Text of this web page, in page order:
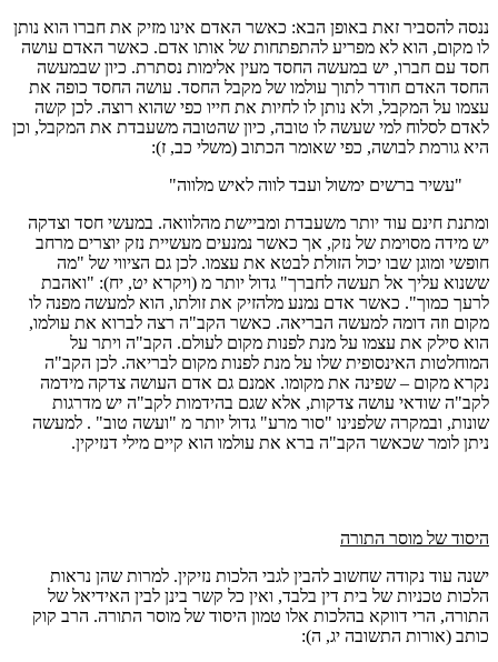
ננסה להסביר זאת באופן הבא: כאשר האדם אינו מזיק את חברו הוא נותן
לו מקום, הוא לא מפריע להתפתחות של אותו אדם. כאשר האדם עושה
חסד עם חברו, יש במעשה החסד מעין אלימות נסתרת. כיון שבמעשה
החסד האדם חודר לתוך עולמו של מקבל החסד. עושה החסד כופה את
עצמו על המקבל, ולא נותן לו לחיות את חייו כפי שהוא רוצה. לכן קשה
לאדם לסלוח למי שעשה לו טובה, כיון שהטובה משעבדת את המקבל, וכן
היא גורמת לבושה, כפי שאומר הכתוב (משלי כב, ז):
"עשיר ברשים ימשול ועבד לווה לאיש מלווה"
ומתנת חינם עוד יותר משעבדת ומביישת מהלוואה. במעשי חסד וצדקה
יש מידה מסוימת של נזק, אך כאשר נמנעים מעשיית נזק יוצרים מרחב
חופשי ומוגן שבו יכול הזולת לבטא את עצמו. לכן גם הציווי של "מה
ששנוא עליך אל תעשה לחברך" גדול יותר מ (ויקרא יט, יח): "ואהבת
לרעך כמוך". כאשר אדם נמנע מלהזיק את זולתו, הוא למעשה מפנה לו
מקום וזה דומה למעשה הבריאה. כאשר הקב"ה רצה לברוא את עולמו,
הוא סילק את עצמו על מנת לפנות מקום לעולם. הקב"ה ויתר על
המוחלטות האינסופית שלו על מנת לפנות מקום לבריאה. לכן הקב"ה
נקרא מקום – שפינה את מקומו. אמנם גם אדם העושה צדקה מידמה
לקב"ה שודאי עושה צדקות, אלא שגם בהידמות לקב"ה יש מדרגות
שונות, ובמקרה שלפנינו "סור מרע" גדול יותר מ "ועשה טוב" . למעשה
ניתן לומר שכאשר הקב"ה ברא את עולמו הוא קיים מילי דנזיקין.
היסוד של מוסר התורה
ישנה עוד נקודה שחשוב להבין לגבי הלכות נזיקין. למרות שהן נראות
הלכות טכניות של בית דין בלבד, ואין כל קשר בינן לבין האידיאל של
התורה, הרי דווקא בהלכות אלו טמון היסוד של מוסר התורה. הרב קוק
כותב (אורות התשובה יג, ה):